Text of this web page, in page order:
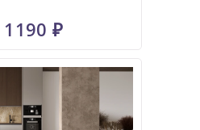
1190 ₽